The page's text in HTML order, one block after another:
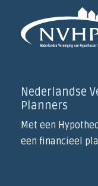
Nederlandse
Planners
Met een
een financieel